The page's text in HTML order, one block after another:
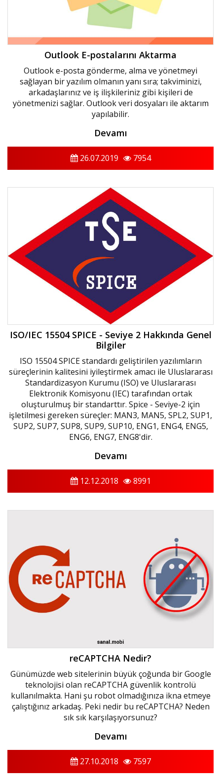
Outlook E-postalarını Aktarma
Outlook e-posta gönderme, alma ve yönetmeyi
sağlayan bir yazılım olmanın yanı sıra; takviminizi,
arkadaşlarınız ve iş ilişkileriniz gibi kişileri de
yönetmenizi sağlar. Outlook veri dosyaları ile aktarım
yapılabilir.
Devamı
26.07.2019 7954
ISO/IEC 15504 SPICE - Seviye 2 Hakkında Genel
Bilgiler
ISO 15504 SPICE standardı geliştirilen yazılımların
süreçlerinin kalitesini iyileştirmek amacı ile Uluslararası
Standardizasyon Kurumu (ISO) ve Uluslararası
Elektronik Komisyonu (IEC) tarafından ortak
oluşturulmuş bir standarttır. Spice - Seviye-2 için
işletilmesi gereken süreçler: MAN3, MAN5, SPL2, SUP1,
SUP2, SUP7, SUP8, SUP9, SUP10, ENG1, ENG4, ENG5,
ENG6, ENG7, ENG8'dir.
Devamı
12.12.2018 8991
reCAPTCHA Nedir?
Günümüzde web sitelerinin büyük çoğunda bir Google
teknolojisi olan reCAPTCHA güvenlik kontrolü
kullanılmakta. Hani şu robot olmadığınıza ikna etmeye
çalıştığınız arkadaş. Peki nedir bu reCAPTCHA? Neden
sık sık karşılaşıyorsunuz?
Devamı
27.10.2018 7597